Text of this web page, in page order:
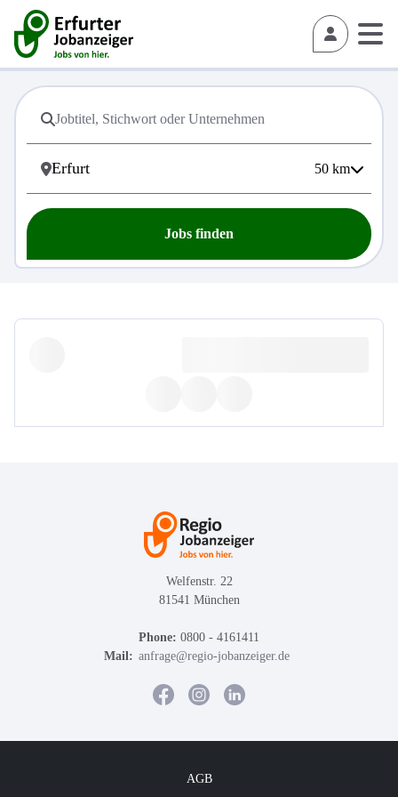
50 km
Jobs finden
Welfenstr. 22
81541 München
Phone: 0800 - 4161411
Mail: anfrage@regio-jobanzeiger.de
AGB